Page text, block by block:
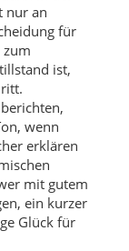
nur an
für
zum
ist,
wenn
erklären
mit gutem
ein kurzer
Glück für